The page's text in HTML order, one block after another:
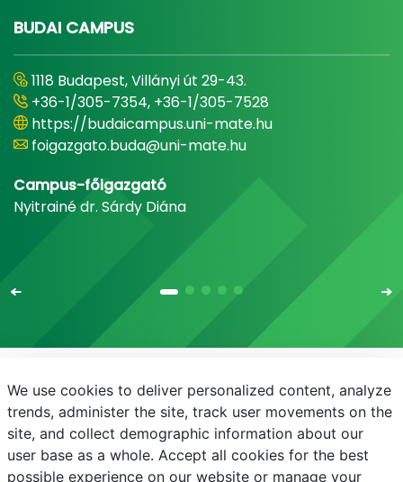
BUDAI CAMPUS
1118 Budapest, Villányi út 29-43.
+36-1/305-7354, +36-1/305-7528
https://budaicampus.uni-mate.hu
foigazgato.buda@uni-mate.hu
Campus-főigazgató
Nyitrainé dr. Sárdy Diána
E-mail Telefonkönyv NEPTUN
E-learning
Adatvédelem
We use cookies to deliver personalized content, analyze
trends, administer the site, track user movements on the
site, and collect demographic information about our
user base as a whole. Accept all cookies for the best
possible experience on our website or manage your